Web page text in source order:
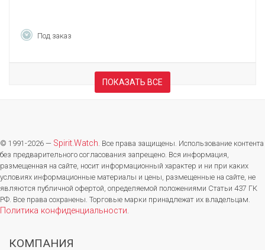
Под заказ
ПОКАЗАТЬ ВСЕ
© 1991-2026 — Spirit.Watch. Все права защищены. Использование контента
без предварительного согласования запрещено. Вся информация,
размещенная на сайте, носит информационный характер и ни при каких
условиях информационные материалы и цены, размещенные на сайте, не
являются публичной офертой, определяемой положениями Статьи 437 ГК
РФ. Все права сохранены. Торговые марки принадлежат их владельцам.
Политика конфиденциальности.
КОМПАНИЯ